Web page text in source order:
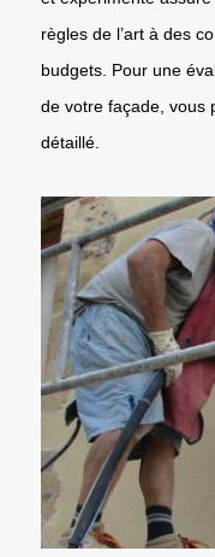
règles de l’art à des
budgets. Pour une
de votre façade, vous
détaillé.